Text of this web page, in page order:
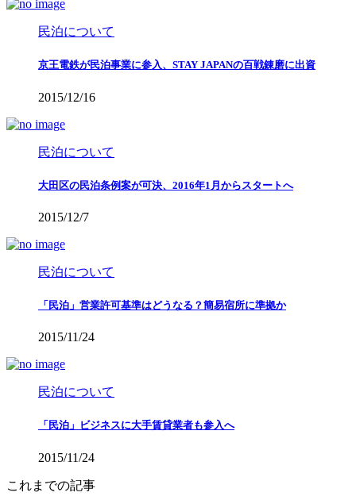
民泊について
京王電鉄が民泊事業に参入、STAY JAPANの百戦錬磨に出資
2015/12/16
民泊について
大田区の民泊条例案が可決、2016年1月からスタートへ
2015/12/7
民泊について
「民泊」営業許可基準はどうなる？簡易宿所に準拠か
2015/11/24
民泊について
「民泊」ビジネスに大手賃貸業者も参入へ
2015/11/24
これまでの記事